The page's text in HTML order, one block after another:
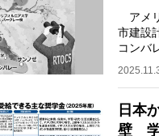
アメ
市建設
コンバ
った背
日本
壁 学